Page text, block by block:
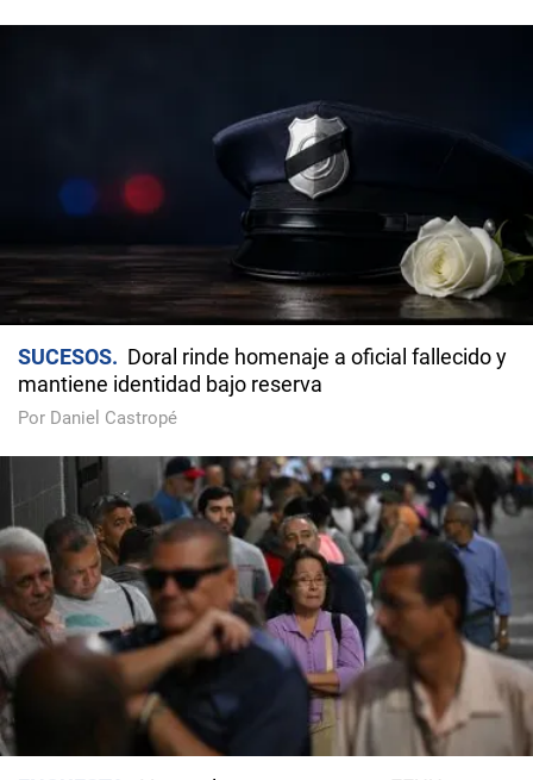
SUCESOS
Doral rinde homenaje a oficial fallecido y
mantiene identidad bajo reserva
Por Daniel Castropé